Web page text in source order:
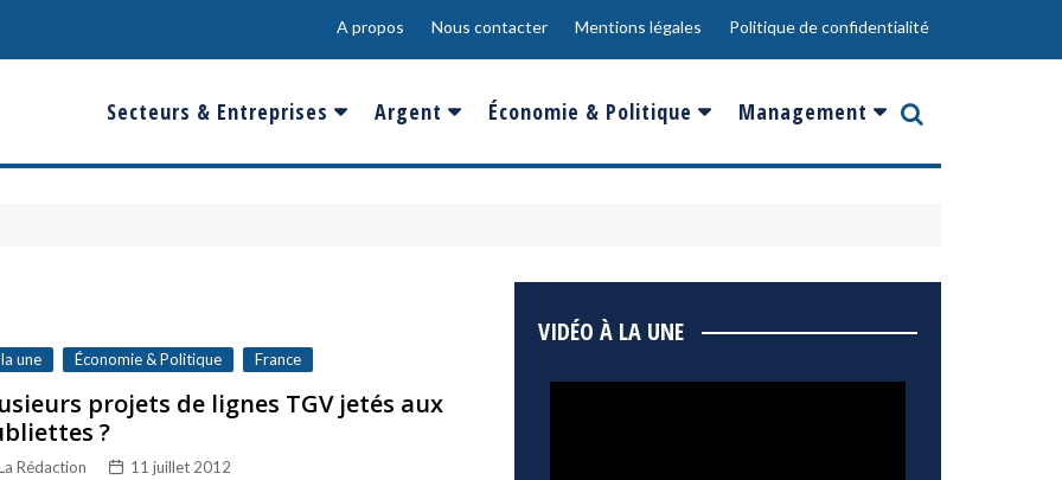
A propos Nous contacter Mentions légales Politique de confidentialité
Secteurs & Entreprises
Banques & Finances
Défense & Aéronautique
Santé & Biotechnologie
Argent
Salaire
Epargne & Placements
Économie & Politique
France
Management
Innovation
une Économie & Politique France
projets de lignes TGV jetés aux
?
Rédaction 11 juillet 2012
VIDÉO À LA UNE